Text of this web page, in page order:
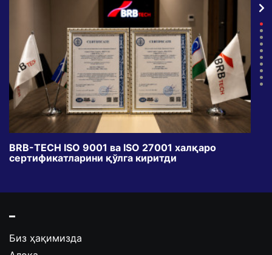
BRB-TECH ISO 9001 ва ISO 27001 халқаро
сертификатларини қўлга киритди
Биз ҳақимизда